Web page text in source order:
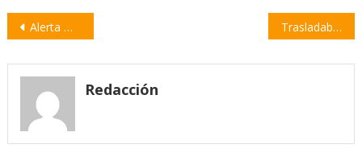
Navegación
entradas
Alerta meteorológica para este viernes: tormentas fuertes y advertencia por temporal Trasladaban cocaína desde Villa Constitución a Chubut
Redacción